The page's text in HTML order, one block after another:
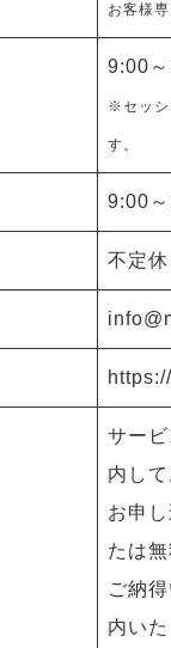
お客様
9:00
※セッシ
す。
9:00
不定休
サー
内して
お申
たは
ご納
内いた